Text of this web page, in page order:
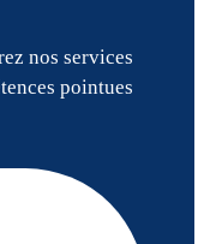
nos services
pointues